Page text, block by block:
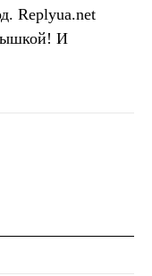
Replyua.net
И